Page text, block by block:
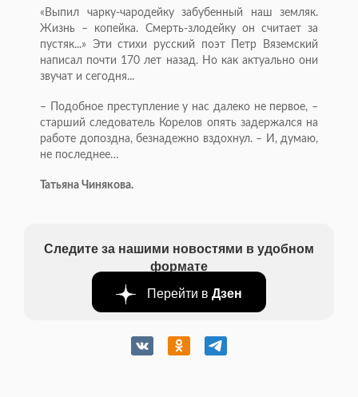
«Выпил чарку-чародейку забубенный наш земляк.
Жизнь – копейка. Смерть-злодейку он считает за
пустяк...» Эти стихи русский поэт Петр Вяземский
написал почти 170 лет назад. Но как актуально они
звучат и сегодня...
– Подобное преступление у нас далеко не первое, –
старший следователь Корелов опять задержался на
работе допоздна, безнадежно вздохнул. – И, думаю,
не последнее…
Татьяна Чинякова.
Следите за нашими новостями в удобном
формате
Перейти в Дзен